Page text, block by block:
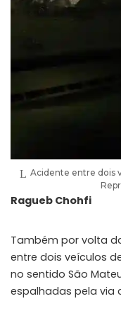
Acidente entre dois
Ragueb Chohfi
Também por volta
entre dois veículos
no sentido São
espalhadas pela